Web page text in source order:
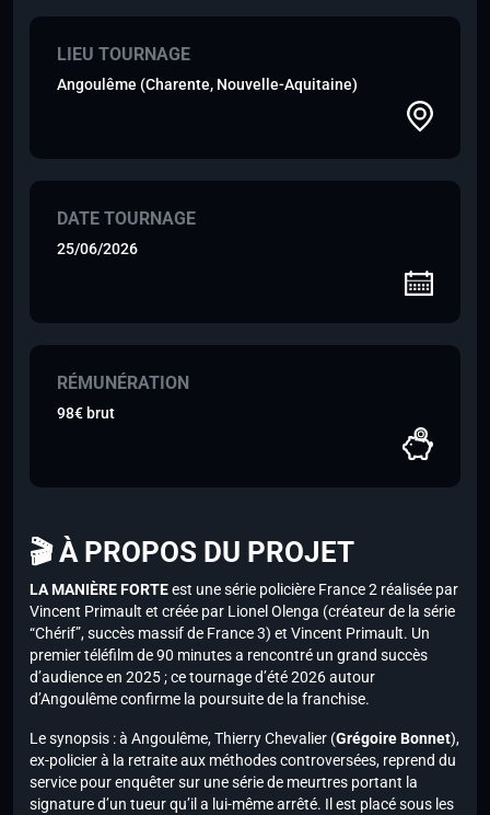
LIEU TOURNAGE
Angoulême (Charente, Nouvelle-Aquitaine)
DATE TOURNAGE
25/06/2026
RÉMUNÉRATION
98€ brut
🎬 À PROPOS DU PROJET
LA MANIÈRE FORTEest une série policière France 2 réalisée par
Vincent Primault et créée par Lionel Olenga (créateur de la série
“Chérif”, succès massif de France 3) et Vincent Primault. Un
premier téléfilm de 90 minutes a rencontré un grand succès
d’audience en 2025 ; ce tournage d’été 2026 autour
d’Angoulême confirme la poursuite de la franchise.
Le synopsis : à Angoulême, Thierry Chevalier (Grégoire Bonnet),
ex-policier à la retraite aux méthodes controversées, reprend du
service pour enquêter sur une série de meurtres portant la
signature d’un tueur qu’il a lui-même arrêté. Il est placé sous les